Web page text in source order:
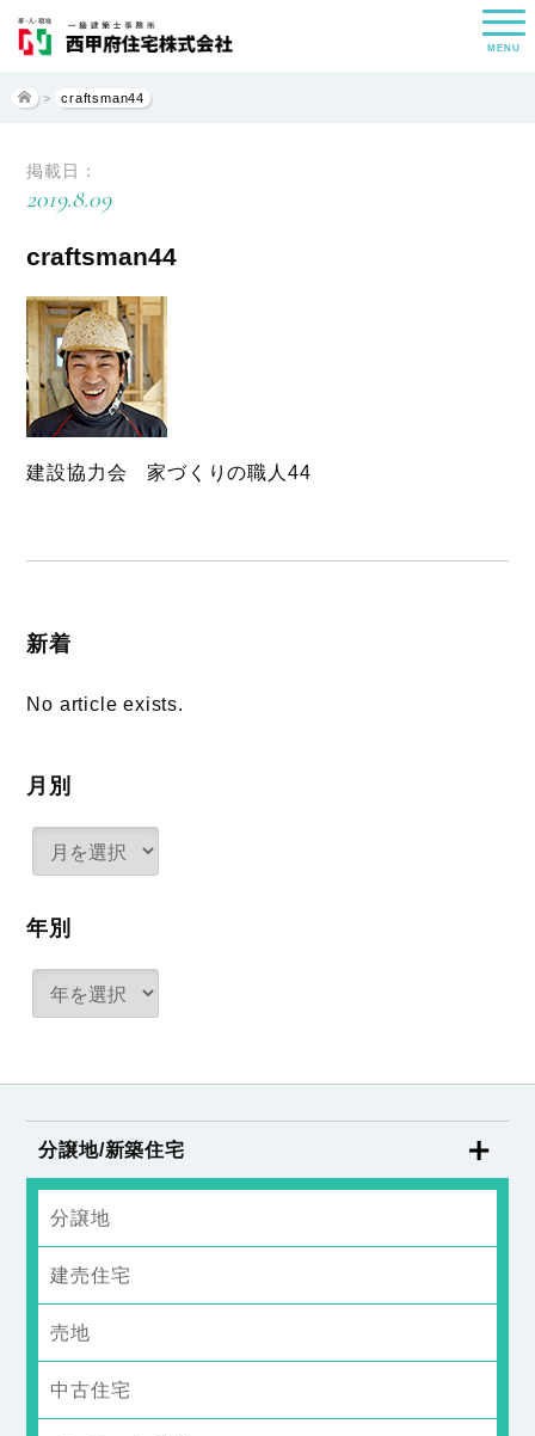
MENU
> craftsman44
掲載日：
2019.8.09
craftsman44
建設協力会 家づくりの職人44
新着
No article exists.
月別
年別
分譲地/新築住宅
分譲地
建売住宅
売地
中古住宅